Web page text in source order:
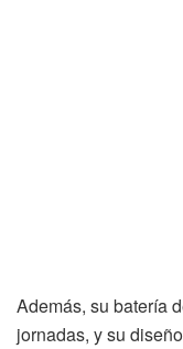
Además, su batería
jornadas, y su